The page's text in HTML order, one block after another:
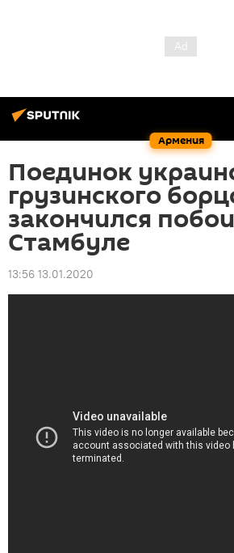
Армения
Поединок
грузинского
закончился
Стамбуле
13:56 13.01.2020